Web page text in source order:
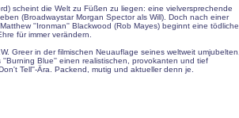
scheint die Welt zu Füßen zu liegen: eine vielversprechende
(Broadwaystar Morgan Spector als Will). Doch nach einer
''Ironman'' Blackwood (Rob Mayes) beginnt eine tödliche
für immer verändern.
Greer in der filmischen Neuauflage seines weltweit umjubelten,
Blue'' einen realistischen, provokanten und tief
Tell''-Ära. Packend, mutig und aktueller denn je.